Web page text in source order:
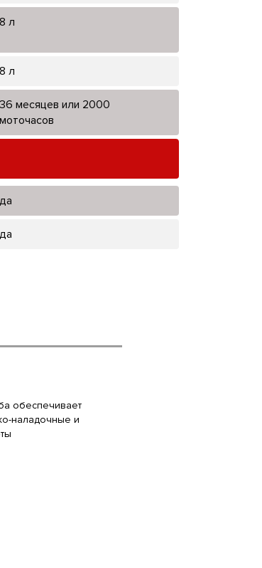
8 л
8 л
36 месяцев или 2000
моточасов
да
да
обеспечивает
наладочные и